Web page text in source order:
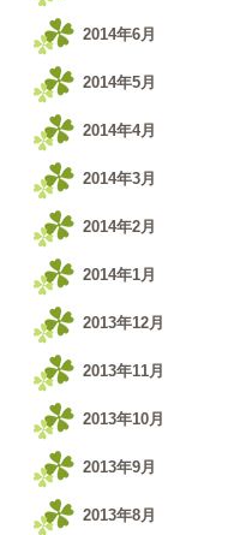
2014年6月
2014年5月
2014年4月
2014年3月
2014年2月
2014年1月
2013年12月
2013年11月
2013年10月
2013年9月
2013年8月